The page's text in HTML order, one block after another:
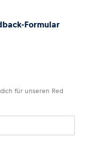
Formular
für unseren Red